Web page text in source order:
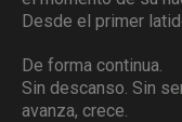
Desde el primer
De forma continua.
Sin descanso. Sin
avanza, crece.